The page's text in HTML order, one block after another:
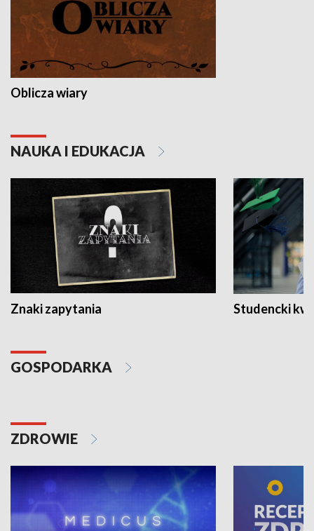
Oblicza wiary
NAUKA I EDUKACJA
Znaki zapytania Studencki
GOSPODARKA
ZDROWIE